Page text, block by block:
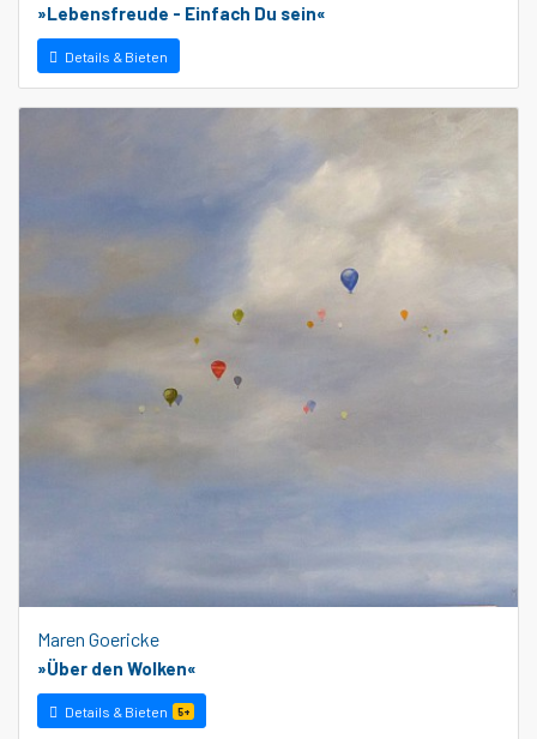
»Lebensfreude - Einfach Du sein«
Details & Bieten
Maren Goericke
»Über den Wolken«
Details & Bieten 5+